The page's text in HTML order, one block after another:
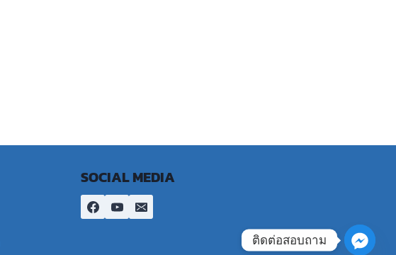
SOCIAL MEDIA
ติดต่อสอบถาม